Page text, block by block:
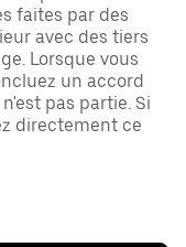
faites par des
avec des tiers
Lorsque vous
un accord
pas partie. Si
directement ce